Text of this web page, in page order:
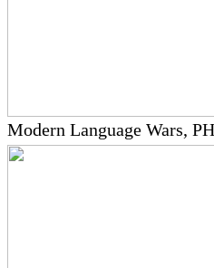
Modern Language Wars,